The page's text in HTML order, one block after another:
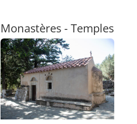
Monastères - Temples